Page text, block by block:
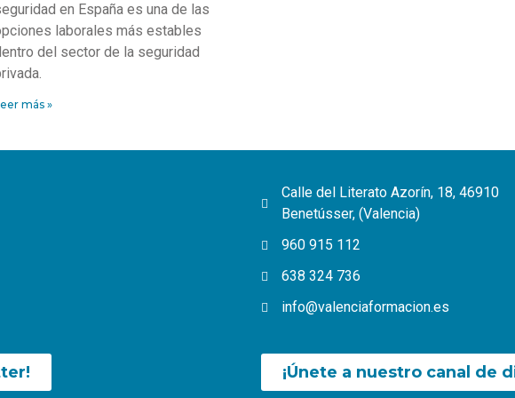
en España es una de las
laborales más estables
del sector de la seguridad
más »
Calle del Literato Azorín, 18, 46910
Benetússer, (Valencia)
960 915 112
638 324 736
info@valenciaformacion.es
¡Únete a nuestro canal de